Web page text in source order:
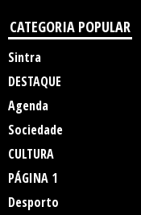
CATEGORIA POPULAR
Sintra
DESTAQUE
Agenda
Sociedade
CULTURA
PÁGINA 1
Desporto